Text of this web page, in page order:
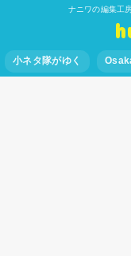
ナニワの編集工
小ネタ隊がゆく